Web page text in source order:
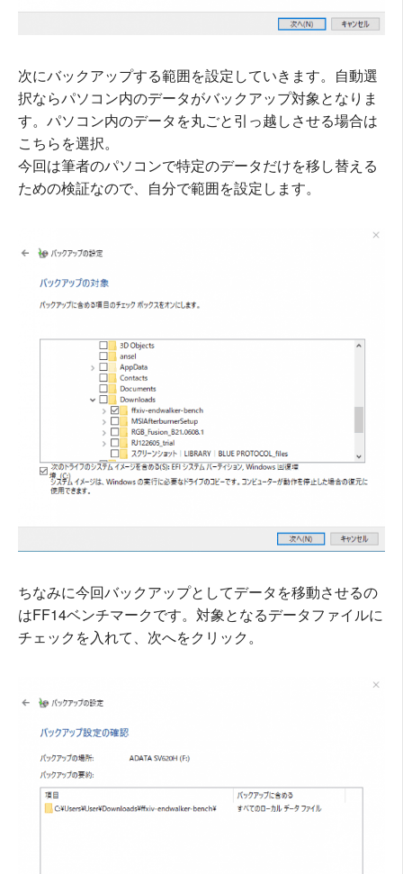
次にバックアップする範囲を設定していきます。自動選
択ならパソコン内のデータがバックアップ対象となりま
す。パソコン内のデータを丸ごと引っ越しさせる場合は
こちらを選択。
今回は筆者のパソコンで特定のデータだけを移し替える
ための検証なので、自分で範囲を設定します。
ちなみに今回バックアップとしてデータを移動させるの
はFF14ベンチマークです。対象となるデータファイルに
チェックを入れて、次へをクリック。